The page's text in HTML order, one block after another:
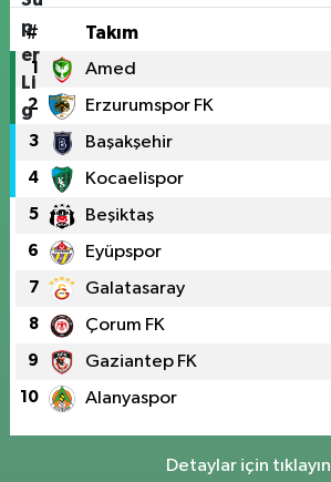
# Takım
1 Amed
2 Erzurumspor FK
3 Başakşehir
4 Kocaelispor
5 Beşiktaş
6 Eyüpspor
7 Galatasaray
8 Çorum FK
9 Gaziantep FK
10 Alanyaspor
Detaylar için tıklayın